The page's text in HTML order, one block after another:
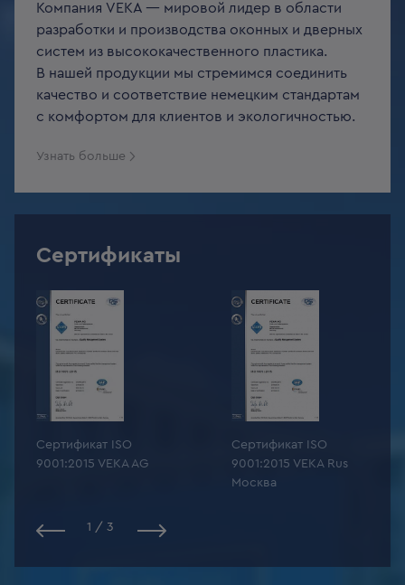
Компания VEKA — мировой лидер в области
разработки и производства оконных и дверных
систем из высококачественного пластика.
В нашей продукции мы стремимся соединить
качество и соответствие немецким стандартам
с комфортом для клиентов и экологичностью.
Узнать больше
Сертификаты
Сертификат ISO
9001:2015 VEKA AG
Сертификат ISO
9001:2015 VEKA Rus
Москва
1 / 3